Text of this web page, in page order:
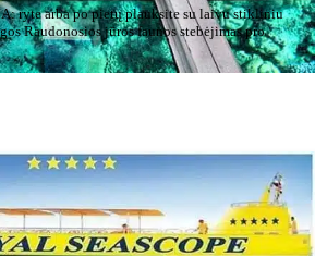
ryte arba po pietų plauksite su laivu stikliniu
Raudonosios jūros faunos stebėjimas pro